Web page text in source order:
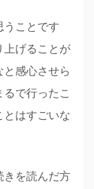
うことです
上げることが
感心させら
で行ったこ
とはすごいな
きを読んだ方